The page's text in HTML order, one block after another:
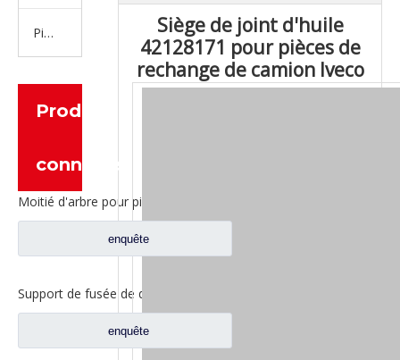
Pièces de moteur
Produits
connexes
enquête
enquête
Siège de joint d'huile
42128171 pour pièces de
rechange de camion Iveco